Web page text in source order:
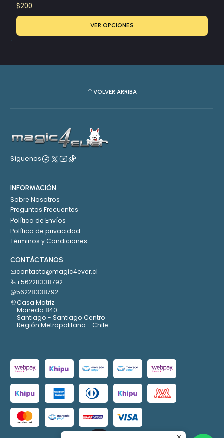
$200
VER OPCIONES
VOLVER ARRIBA
Síguenos
INFORMACIÓN
Sobre Nosotros
Preguntas Frecuentes
Política de Envíos
Política de privacidad
Términos y Condiciones
CONTÁCTANOS
contacto@magic4ever.cl
+56228338792
56228338792
Casa Matriz
Moneda 840
Santiago - Santiago Centro
Región Metropolitana - Chile